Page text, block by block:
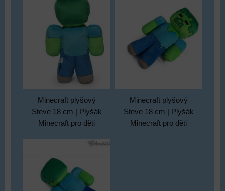
Minecraft plyšový
Steve 18 cm | Plyšák
Minecraft pro děti
Minecraft plyšový
Steve 18 cm | Plyšák
Minecraft pro děti